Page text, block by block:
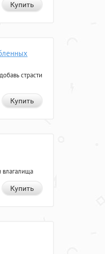
Купить
страсти
Купить
влагалища
Купить